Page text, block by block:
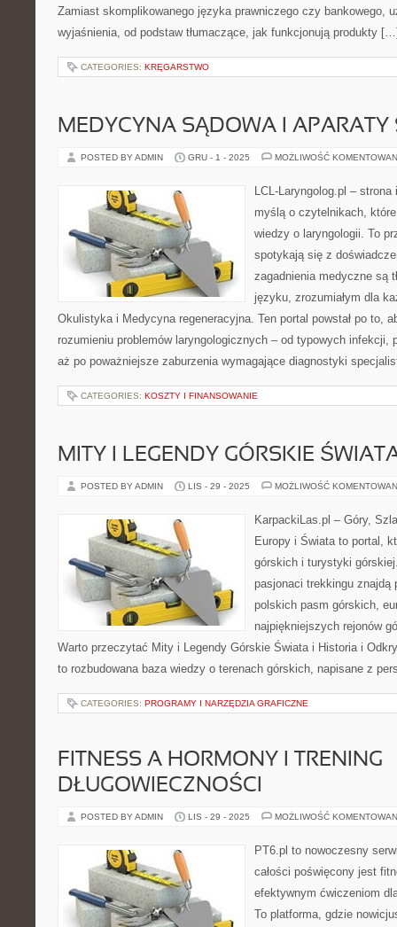
Zamiast skomplikowanego języka prawniczego czy bankowego,
wyjaśnienia, od podstaw tłumaczące, jak funkcjonują produkty
CATEGORIES: KRĘGARSTWO
MEDYCYNA SĄDOWA I APARATY
POSTED BY ADMIN GRU - 1 - 2025 MOŻLIWOŚĆ
LCL-Laryngolog.pl –
myślą o czytelnikach,
wiedzy o laryngologii. To
spotykają się z
zagadnienia medyczne są
języku, zrozumiałym dla
Okulistyka i Medycyna regeneracyjna. Ten portal powstał po to,
rozumieniu problemów laryngologicznych – od typowych infekcji,
aż po poważniejsze zaburzenia wymagające diagnostyki
CATEGORIES: KOSZTY I FINANSOWANIE
MITY I LEGENDY GÓRSKIE
POSTED BY ADMIN LIS - 29 - 2025 MOŻLIWOŚĆ
KarpackiLas.pl – Góry,
Europy i Świata to portal,
górskich i turystyki
pasjonaci trekkingu znajdą
polskich pasm górskich,
najpiękniejszych rejonów
Warto przeczytać Mity i Legendy Górskie Świata i Historia i
to rozbudowana baza wiedzy o terenach górskich, napisane z
CATEGORIES: PROGRAMY I NARZĘDZIA GRAFICZNE
FITNESS A HORMONY I TRENING
DŁUGOWIECZNOŚCI
POSTED BY ADMIN LIS - 29 - 2025 MOŻLIWOŚĆ
PT6.pl to nowoczesny
całości poświęcony jest
efektywnym ćwiczeniom
To platforma, gdzie